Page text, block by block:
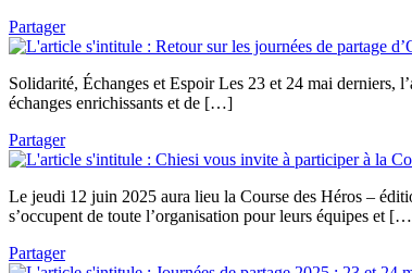
Partager
Solidarité, Échanges et Espoir Les 23 et 24 mai derniers,
échanges enrichissants et de […]
Partager
Le jeudi 12 juin 2025 aura lieu la Course des Héros –
s’occupent de toute l’organisation pour leurs équipes et
Partager